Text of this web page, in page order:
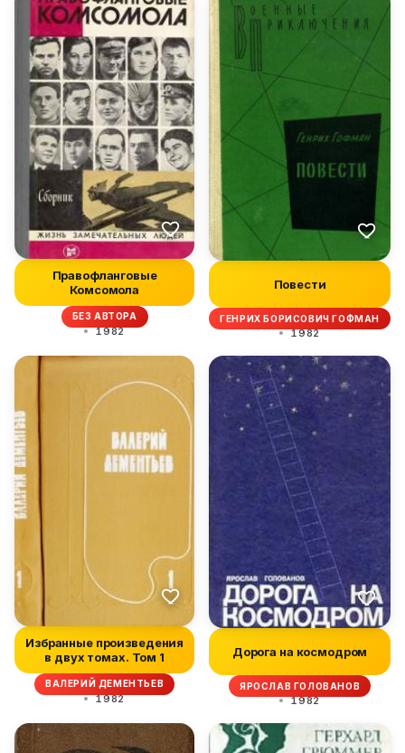
Правофланговые
Комсомола
БЕЗ АВТОРА
1982
Повести
ГЕНРИХ БОРИСОВИЧ ГОФМАН
1982
Избранные произведения
в двух томах. Том 1
ВАЛЕРИЙ ДЕМЕНТЬЕВ
1982
Дорога на космодром
ЯРОСЛАВ ГОЛОВАНОВ
1982